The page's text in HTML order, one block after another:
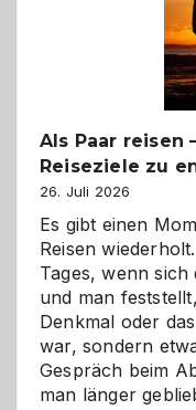
Als Paar reisen
Reiseziele zu
26. Juli 2026
Es gibt einen
Reisen
Tages, wenn
und man
Denkmal oder
war, sondern
Gespräch beim
man länger